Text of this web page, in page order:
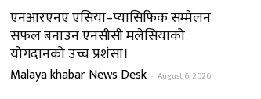
एनआरएनए एसिया–प्यासिफिक सम्मेलन
सफल बनाउन एनसीसी मलेसियाको
योगदानको उच्च प्रशंसा।
Malaya khabar News Desk - August 6, 2026